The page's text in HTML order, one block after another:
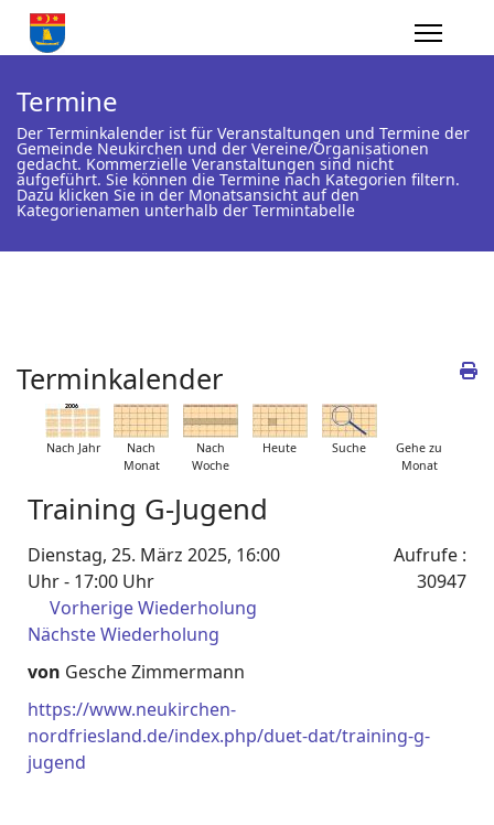
Termine
Der Terminkalender ist für Veranstaltungen und Termine der
Gemeinde Neukirchen und der Vereine/Organisationen
gedacht. Kommerzielle Veranstaltungen sind nicht
aufgeführt. Sie können die Termine nach Kategorien filtern.
Dazu klicken Sie in der Monatsansicht auf den
Kategorienamen unterhalb der Termintabelle
Terminkalender
Nach Jahr
Nach
Monat
Nach
Woche
Heute Suche
Gehe zu
Monat
Training G-Jugend
Dienstag, 25. März 2025, 16:00
Uhr - 17:00 Uhr
Vorherige Wiederholung
Nächste Wiederholung
Aufrufe :
30947
von Gesche Zimmermann
https://www.neukirchen-
nordfriesland.de/index.php/duet-dat/training-g-
jugend